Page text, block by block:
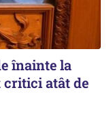
înainte la
critici atât de